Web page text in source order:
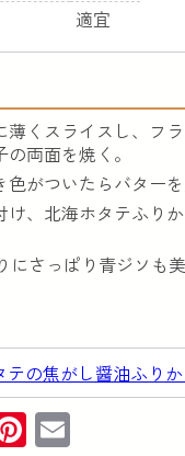
適宜
薄くスライスし、フ
両面を焼く。
がついたらバターを
け、北海ホタテふり
にさっぱり青ジソも
テの焦がし醤油ふり
Pinterest